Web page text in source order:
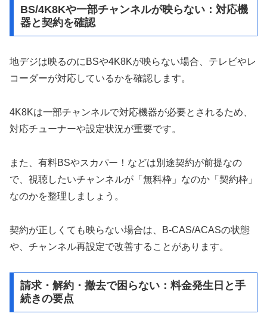
BS/4K8Kや一部チャンネルが映らない：対応機
器と契約を確認
地デジは映るのにBSや4K8Kが映らない場合、テレビやレ
コーダーが対応しているかを確認します。
4K8Kは一部チャンネルで対応機器が必要とされるため、
対応チューナーや設定状況が重要です。
また、有料BSやスカパー！などは別途契約が前提なの
で、視聴したいチャンネルが「無料枠」なのか「契約枠」
なのかを整理しましょう。
契約が正しくても映らない場合は、B-CAS/ACASの状態
や、チャンネル再設定で改善することがあります。
請求・解約・撤去で困らない：料金発生日と手
続きの要点